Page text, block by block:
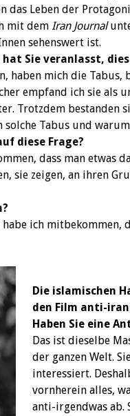
das Leben der
mit dem Iran Journal
sehenswert ist.
Sie veranlasst,
haben mich die Tabus,
empfand ich sie als
Trotzdem bestanden
Tabus und
diese Frage?
dass man etwas
sie zeigen, an ihren
ich mitbekommen,
Die islamischen
den Film anti-
Haben Sie eine
Das ist dieselbe
der ganzen Welt.
interessiert.
vornherein alles,
anti-irgendwas ab.